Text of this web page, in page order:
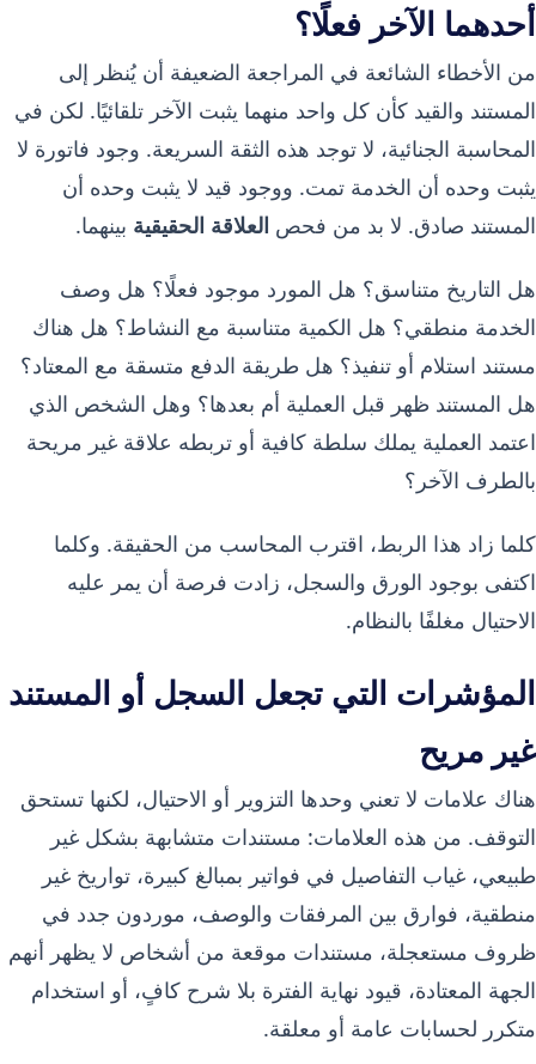
أحدهما الآخر فعلًا؟
من الأخطاء الشائعة في المراجعة الضعيفة أن يُنظر إلى
المستند والقيد كأن كل واحد منهما يثبت الآخر تلقائيًا. لكن في
المحاسبة الجنائية، لا توجد هذه الثقة السريعة. وجود فاتورة لا
يثبت وحده أن الخدمة تمت. ووجود قيد لا يثبت وحده أن
المستند صادق. لا بد من فحص العلاقة الحقيقية بينهما.
هل التاريخ متناسق؟ هل المورد موجود فعلًا؟ هل وصف
الخدمة منطقي؟ هل الكمية متناسبة مع النشاط؟ هل هناك
مستند استلام أو تنفيذ؟ هل طريقة الدفع متسقة مع المعتاد؟
هل المستند ظهر قبل العملية أم بعدها؟ وهل الشخص الذي
اعتمد العملية يملك سلطة كافية أو تربطه علاقة غير مريحة
بالطرف الآخر؟
كلما زاد هذا الربط، اقترب المحاسب من الحقيقة. وكلما
اكتفى بوجود الورق والسجل، زادت فرصة أن يمر عليه
الاحتيال مغلفًا بالنظام.
المؤشرات التي تجعل السجل أو المستند
غير مريح
هناك علامات لا تعني وحدها التزوير أو الاحتيال، لكنها تستحق
التوقف. من هذه العلامات: مستندات متشابهة بشكل غير
طبيعي، غياب التفاصيل في فواتير بمبالغ كبيرة، تواريخ غير
منطقية، فوارق بين المرفقات والوصف، موردون جدد في
ظروف مستعجلة، مستندات موقعة من أشخاص لا يظهر أنهم
الجهة المعتادة، قيود نهاية الفترة بلا شرح كافٍ، أو استخدام
متكرر لحسابات عامة أو معلقة.